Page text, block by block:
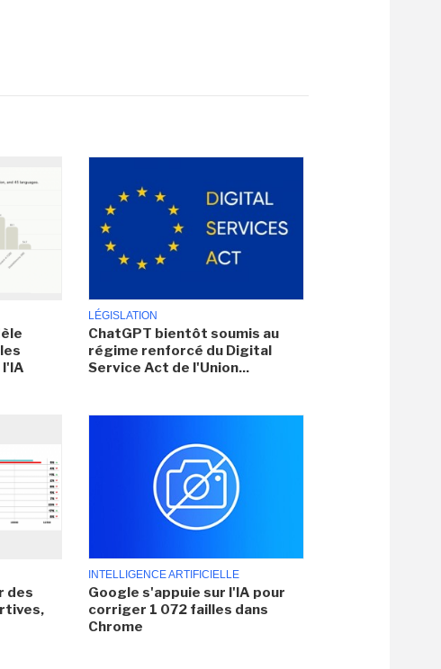
LÉGISLATION
ChatGPT bientôt soumis au
régime renforcé du Digital
Service Act de l'Union...
des
INTELLIGENCE ARTIFICIELLE
Google s'appuie sur l'IA pour
corriger 1 072 failles dans
Chrome